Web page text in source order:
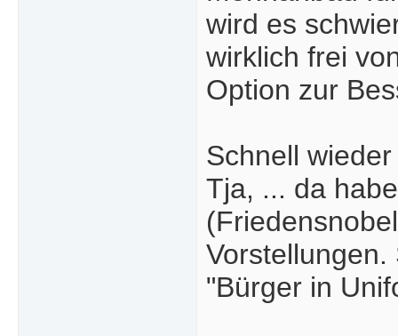
wird es
wirklich frei
Option zur
Schnell
Tja, ... da
"Bürger in